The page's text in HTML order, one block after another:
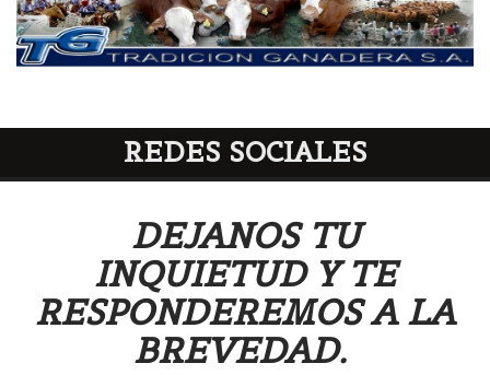
REDES SOCIALES
DEJANOS TU
INQUIETUD Y TE
RESPONDEREMOS A LA
BREVEDAD.